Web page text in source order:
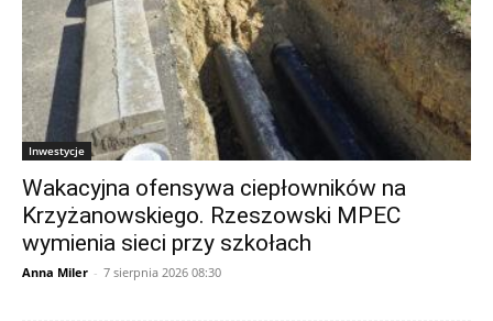
Inwestycje
Wakacyjna ofensywa ciepłowników na
Krzyżanowskiego. Rzeszowski MPEC
wymienia sieci przy szkołach
Anna Miler - 7 sierpnia 2026 08:30